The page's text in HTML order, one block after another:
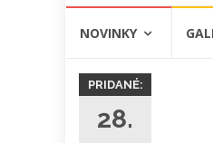
NOVINKY
PRIDANÉ:
28.